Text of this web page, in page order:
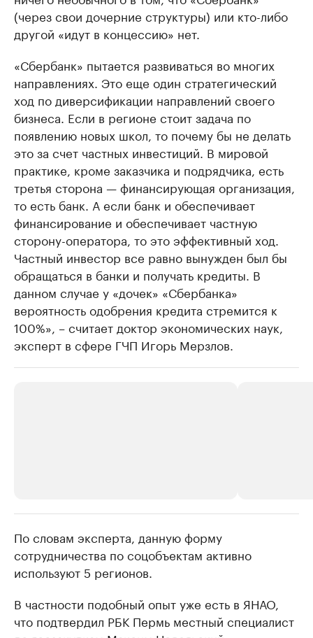
(через свои дочерние структуры) или кто-либо
другой «идут в концессию» нет.
«Сбербанк» пытается развиваться во многих
направлениях. Это еще один стратегический
ход по диверсификации направлений своего
бизнеса. Если в регионе стоит задача по
появлению новых школ, то почему бы не делать
это за счет частных инвестиций. В мировой
практике, кроме заказчика и подрядчика, есть
третья сторона — финансирующая организация,
то есть банк. А если банк и обеспечивает
финансирование и обеспечивает частную
сторону-оператора, то это эффективный ход.
Частный инвестор все равно вынужден был бы
обращаться в банки и получать кредиты. В
данном случае у «дочек» «Сбербанка»
вероятность одобрения кредита стремится к
100%», – считает доктор экономических наук,
эксперт в сфере ГЧП Игорь Мерзлов.
Крупнейшие производители и
продавцы медийной продукции
Страховые
По словам эксперта, данную форму
сотрудничества по соцобъектам активно
используют 5 регионов.
В частности подобный опыт уже есть в ЯНАО,
что подтвердил РБК Пермь местный специалист